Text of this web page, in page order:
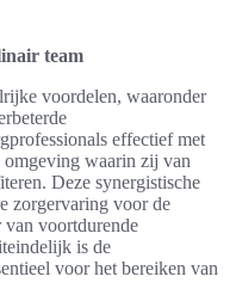
team
voordelen, waaronder
effectief met
omgeving waarin zij van
Deze synergistische
zorgervaring voor de
van voortdurende
is de
voor het bereiken van